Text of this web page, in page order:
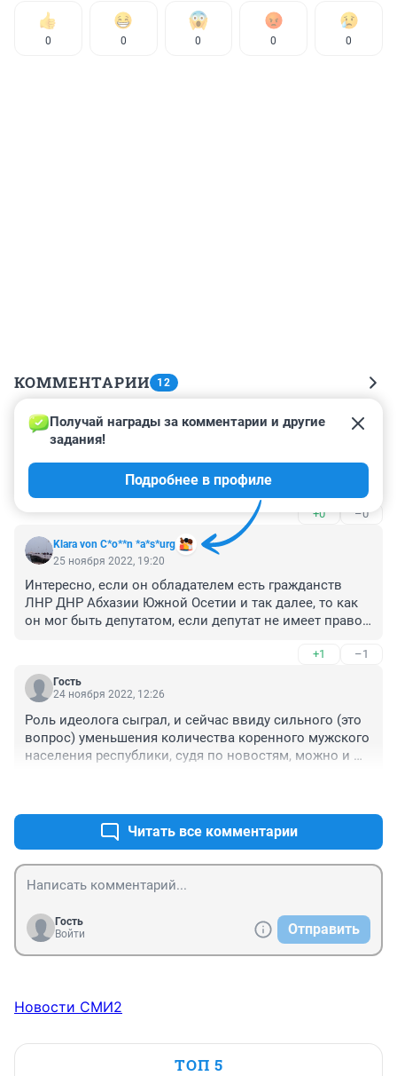
0 0 0 0 0
КОММЕНТАРИИ 12
Гость
29 ноября 2022, 11:12
А что у нас своих людей не хватает для бизнеса,
странно. Любят у нас иностранцев, смешно.
+0 –0
Klara von C*o**n *a*s*urg
Получай награды за комментарии и другие
задания!
Подробнее в профиле
25 ноября 2022, 19:20
Интересно, если он обладателем есть гражданств
ЛНР ДНР Абхазии Южной Осетии и так далее, то как
он мог быть депутатом, если депутат не имеет право
+1 –1
Гость
24 ноября 2022, 12:26
Роль идеолога сыграл, и сейчас ввиду сильного (это
вопрос) уменьшения количества коренного мужского
населения республики, судя по новостям, можно и
Читать все комментарии
Гость
Войти
Отправить
Новости СМИ2
ТОП 5